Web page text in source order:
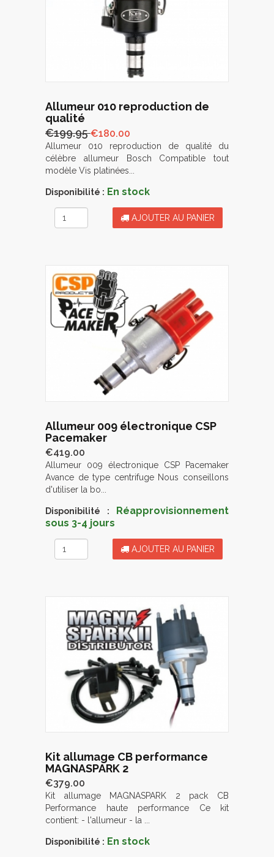
Allumeur 010 reproduction de
qualité
€199.95€180.00
Allumeur 010 reproduction de qualité du
célèbre allumeur Bosch Compatible tout
modèle Vis platinées...
Disponibilité : En stock
AJOUTER AU PANIER
Allumeur 009 électronique CSP
Pacemaker
€419.00
Allumeur 009 électronique CSP Pacemaker
Avance de type centrifuge Nous conseillons
d'utiliser la bo...
Disponibilité :
Réapprovisionnement
sous 3-4 jours
AJOUTER AU PANIER
Kit allumage CB performance
MAGNASPARK 2
€379.00
Kit allumage MAGNASPARK 2 pack CB
Performance haute performance Ce kit
contient: - l'allumeur - la ...
Disponibilité : En stock